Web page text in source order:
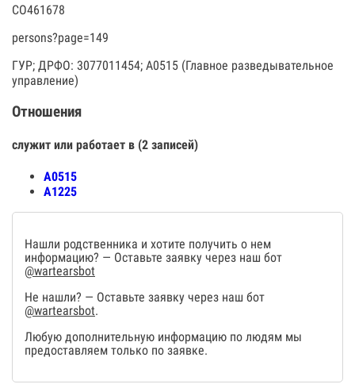
СО461678
persons?page=149
ГУР; ДРФО: 3077011454; А0515 (Главное разведывательное
управление)
Отношения
служит или работает в (2 записей)
А0515
А1225
Нашли родственника и хотите получить о нем
информацию? — Оставьте заявку через наш бот
@wartearsbot
Не нашли? — Оставьте заявку через наш бот
@wartearsbot.
Любую дополнительную информацию по людям мы
предоставляем только по заявке.